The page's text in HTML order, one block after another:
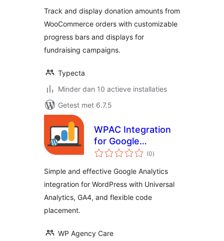
Track and display donation amounts from
WooCommerce orders with customizable
progress bars and displays for
fundraising campaigns.
Typecta
Minder dan 10 actieve installaties
Getest met 6.7.5
WPAC Integration
for Google
Analytics
(0totaal
waarderingen
)
Simple and effective Google Analytics
integration for WordPress with Universal
Analytics, GA4, and flexible code
placement.
WP Agency Care